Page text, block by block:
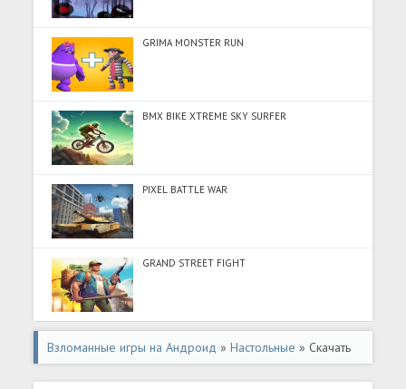
GRIMA MONSTER RUN
BMX BIKE XTREME SKY SURFER
PIXEL BATTLE WAR
GRAND STREET FIGHT
Взломанные игры на Андроид »Настольные » Скачать
Backgammon Online Multiplayer (Разблокировано все)